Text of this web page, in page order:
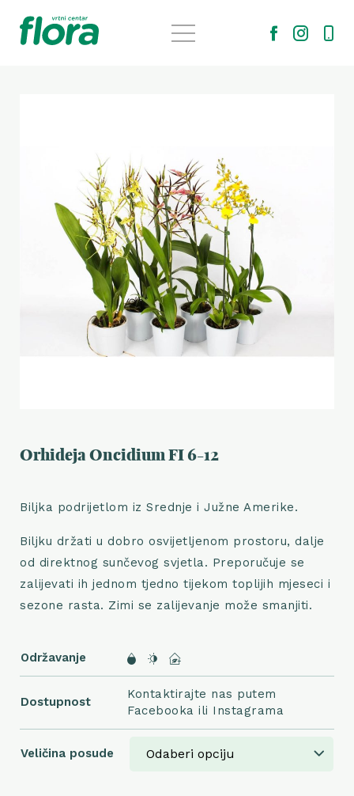
Orhideja Oncidium FI 6-12
Biljka podrijetlom iz Srednje i Južne Amerike.
Biljku držati u dobro osvijetljenom prostoru, dalje
od direktnog sunčevog svjetla. Preporučuje se
zalijevati ih jednom tjedno tijekom toplijih mjeseci i
sezone rasta. Zimi se zalijevanje može smanjiti.
Održavanje
Dostupnost
Kontaktirajte nas putem
Facebooka ili Instagrama
Veličina posude